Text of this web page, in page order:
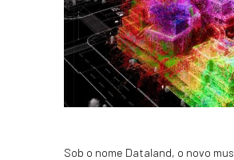
Sob o nome Dataland, o novo